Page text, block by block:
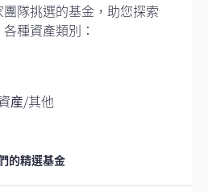
團隊挑選的基金，助您探索
種資產類別：
産/其他
的精選基金